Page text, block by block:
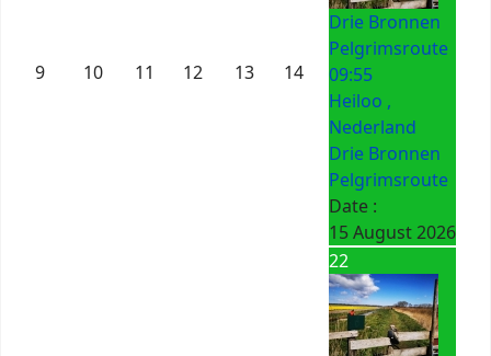
9 10 11 12 13 14
Drie Bronnen
Pelgrimsroute
09:55
Heiloo ,
Nederland
Drie Bronnen
Pelgrimsroute
Date :
15 August 2026
22